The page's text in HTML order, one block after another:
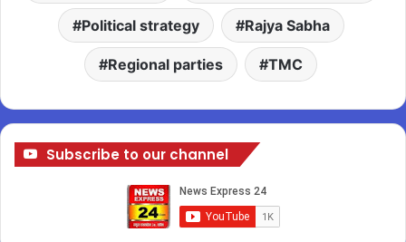
Political strategy Rajya Sabha
Regional parties TMC
Subscribe to our channel